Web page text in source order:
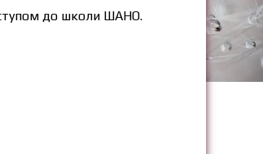
до школи ШАНО.